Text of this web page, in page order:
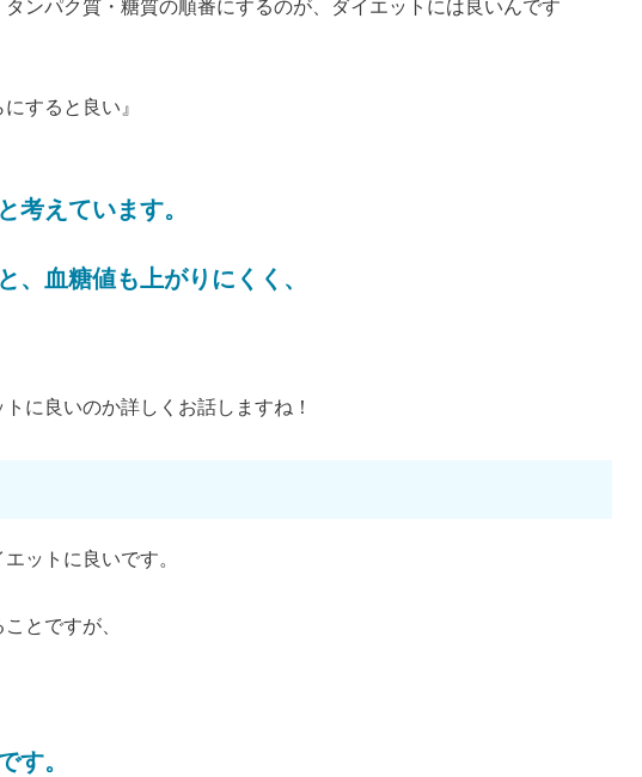
ンパク質・糖質の順番にするのが、ダイエットには良いんです
すると良い』
考えています。
、血糖値も上がりにくく、
に良いのか詳しくお話しますね！
ットに良いです。
とですが、
す。